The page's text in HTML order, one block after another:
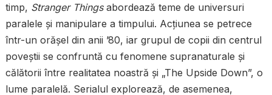
timp, Stranger Thingsabordează teme de universuri
paralele și manipulare a timpului. Acțiunea se petrece
într-un orășel din anii ’80, iar grupul de copii din centrul
poveștii se confruntă cu fenomene supranaturale și
călătorii între realitatea noastră și „The Upside Down”, o
lume paralelă. Serialul explorează, de asemenea,